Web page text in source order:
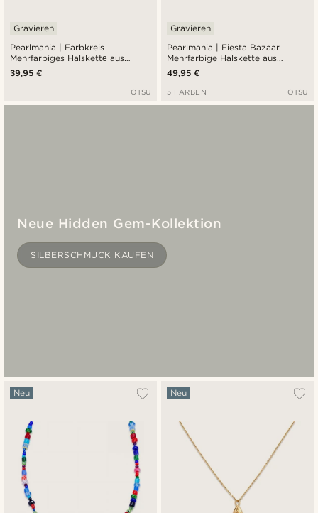
Pearlmania | Farbkreis
Mehrfarbiges Halskettе aus
Glasperlen
Gravieren
39,95 €
OTSU
Pearlmania | Fiesta Bazaar
Mehrfarbige Halskette aus
Glasperlen
Gravieren
49,95 €
5 FARBEN OTSU
Neu Neu
Neue Hidden Gem-Kollektion
SILBERSCHMUCK KAUFEN